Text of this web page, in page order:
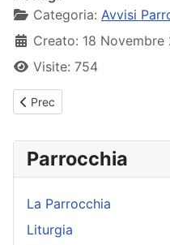
Categoria: Avvisi
Creato: 18 Novembre
Visite: 754
Articolo precedente: Avvisi
Prec
Parrocchia
La Parrocchia
Liturgia